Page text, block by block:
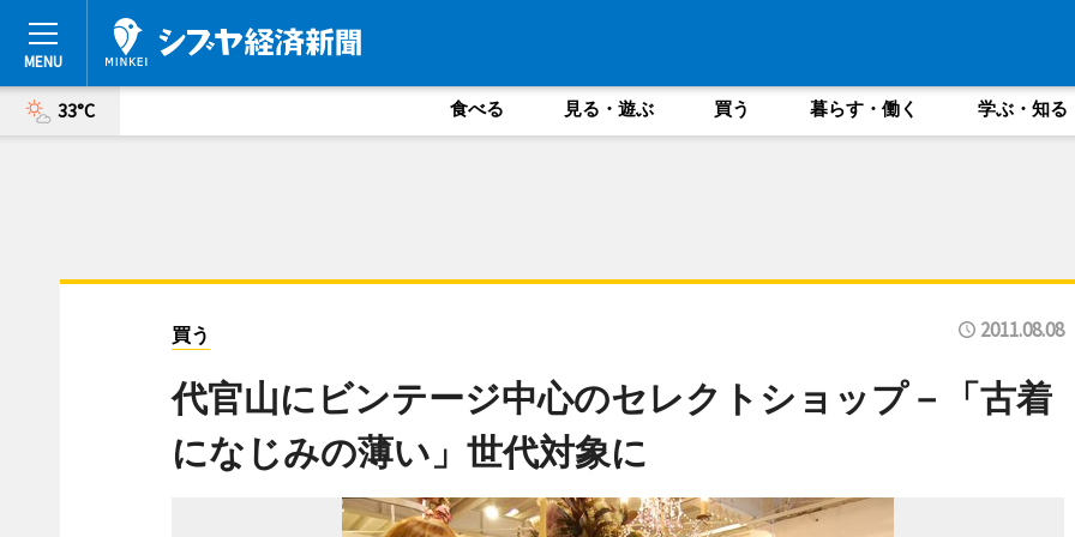
33°C 食べる 見る・遊ぶ 買う 暮らす・働く 学ぶ・知る
買う 2011.08.08
代官山にビンテージ中心のセレクトショップ－「古着
になじみの薄い」世代対象に